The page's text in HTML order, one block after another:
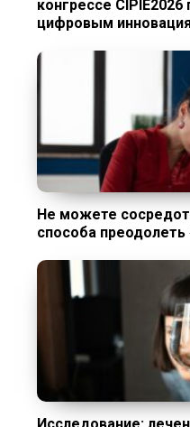
конгрессе
цифровым
Не можете
способа преодолеть